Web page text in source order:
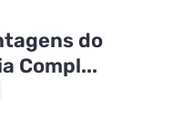
do
Compl...